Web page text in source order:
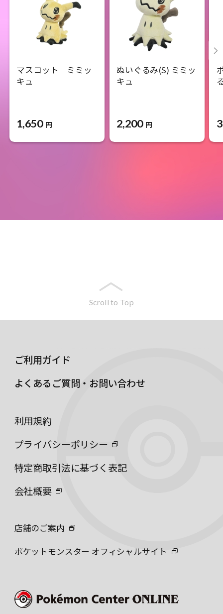
マスコット ミミッ
キュ
1,650 円
ぬいぐるみ(S) ミミッ
キュ
2,200 円
Scroll to Top
ご利用ガイド
よくあるご質問・お問い合わせ
利用規約
プライバシーポリシー
特定商取引法に基づく表記
会社概要
店舗のご案内
ポケットモンスター オフィシャルサイト